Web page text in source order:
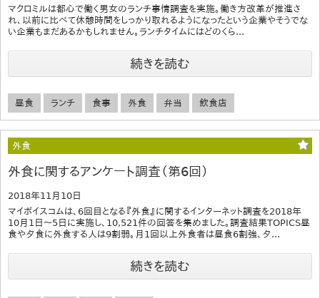
マクロミルは都心で働く男女のランチ事情調査を実施。働き方改革が推進さ
れ、以前に比べて休憩時間をしっかり取れるようになったという企業やそうでな
い企業もまだあるかもしれません。ランチタイムにはどのくら...
続きを読む
昼食 ランチ 食事 外食 弁当 飲食店
外食
外食に関するアンケート調査（第6回）
2018年11月10日
マイボイスコムは、6回目となる『外食』に関するインターネット調査を2018年
10月1日～5日に実施し、10,521件の回答を集めました。調査結果TOPICS昼
食や夕食に外食する人は9割弱。月1回以上外食者は昼食6割強、夕...
続きを読む